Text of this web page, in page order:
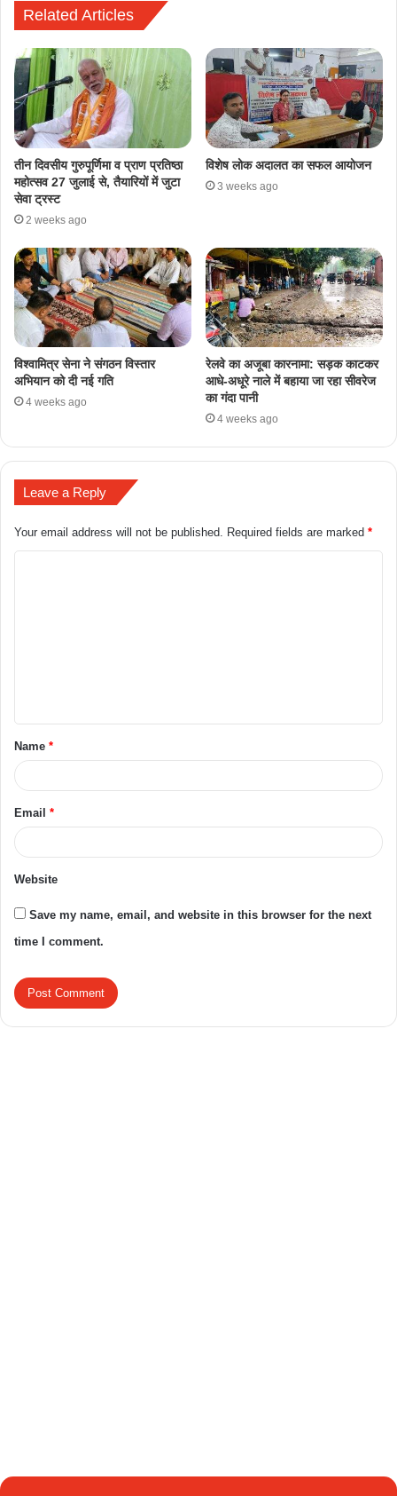
Related Articles
तीन दिवसीय गुरुपूर्णिमा व प्राण प्रतिष्ठा
महोत्सव 27 जुलाई से, तैयारियों में जुटा
सेवा ट्रस्ट
2 weeks ago
विशेष लोक अदालत का सफल आयोजन
3 weeks ago
​विश्वामित्र सेना ने संगठन विस्तार
अभियान को दी नई गति
4 weeks ago
रेलवे का अजूबा कारनामा: सड़क काटकर
आधे-अधूरे नाले में बहाया जा रहा सीवरेज
का गंदा पानी
4 weeks ago
Leave a Reply
Your email address will not be published. Required fields are marked *
Name *
Email *
Website
Save my name, email, and website in this browser for the next
time I comment.